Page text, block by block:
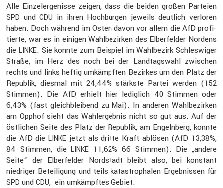
Alle Einzeler­ge­nisse zeigen, dass die beiden großen Parteien
SPD undCDU in ihren Hochburgen jeweils deutlich verloren
haben. Doch während im Osten davon vor allem die AfD profi­
tierte, war es in einigen Wahlbe­zirken des Elber­felder Nordens
die LINKE. Sie konnte zum Beispiel im Wahlbe­zirk Schles­wiger
Straße, im Herz des noch bei der Landtags­wahl zwischen
rechts und links heftig umkämpften Bezirkes um den Platz der
Republik, diesmal mit 24,44% stärkste Partei werden (152
Stimmen). Die AfD erhielt hier ledig­lich 40 Stimmen oder
6,43% (fast gleich­blei­bend zu Mai). In anderen Wahlbe­zirken
am Opphof sieht das Wahler­gebnis nicht so gut aus. Auf der
östli­chen Seite des Platz der Republik, am Engeln­berg, konnte
die AfD dieLINKE jetzt als dritte Kraft ablösen (AfD 13,38%,
84 Stimmen, dieLINKE 11,62% 66 Stimmen). Die „andere
Seite“ der Elber­felder Nordstadt bleibt also, bei konstant
niedriger Betei­li­gung und teils katastro­phalen Ergeb­nissen für
SPD und CDU, ein umkämpftes Gebiet.